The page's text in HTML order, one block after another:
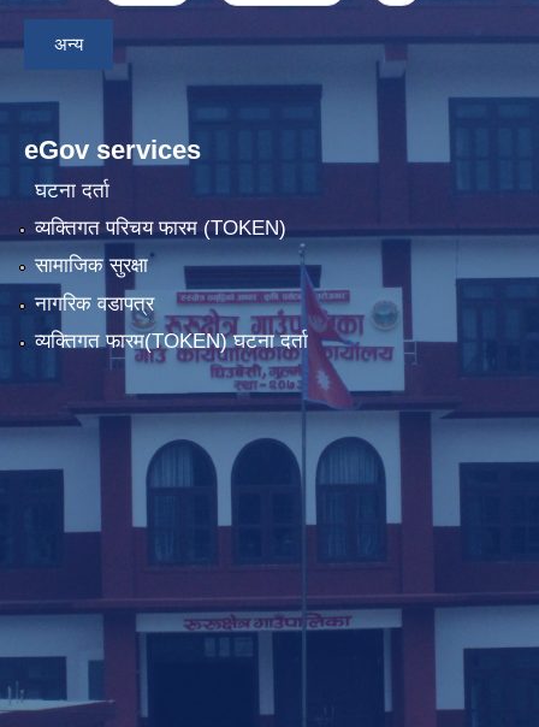
अन्य
eGov services
घटना दर्ता
व्यक्तिगत परिचय फारम (TOKEN)
सामाजिक सुरक्षा
नागरिक वडापत्र
व्यक्तिगत फारम(TOKEN) घटना दर्ता